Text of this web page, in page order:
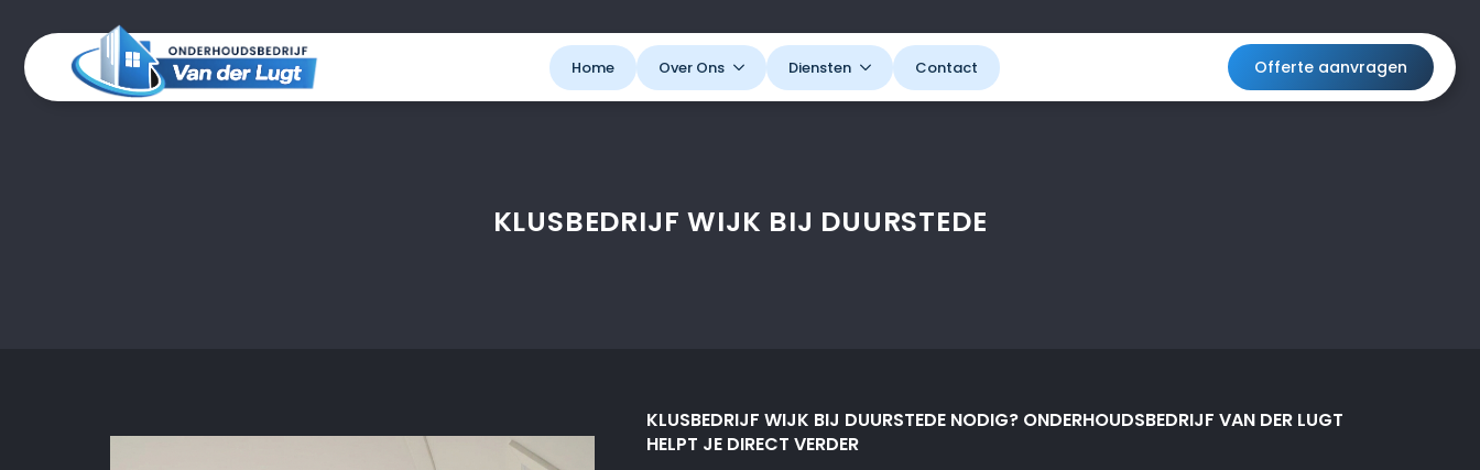
Home Over Ons Diensten Contact Offerte aanvragen
KLUSBEDRIJF WIJK BIJ DUURSTEDE
KLUSBEDRIJF WIJK BIJ DUURSTEDE NODIG? ONDERHOUDSBEDRIJF VAN DER LUGT
HELPT JE DIRECT VERDER